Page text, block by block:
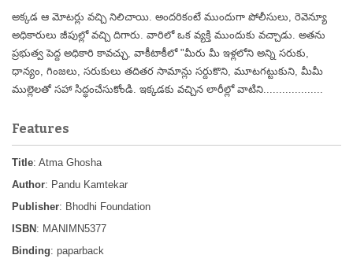
అక్కడ ఆ మోటర్లు వచ్చి నిలిచాయి. అందరికంటే ముందుగా పోలీసులు, రెవెన్యూ
అధికారులు జీపుల్లో వచ్చి దిగారు. వారిలో ఒక వ్యక్తి ముందుకు వచ్చాడు. అతను
ప్రభుత్వ పెద్ద అధికారి కావచ్చు, వాకీటాకీలో "మీరు మీ ఇళ్లలోని అన్ని సరుకు,
ధాన్యం, గింజలు, సరుకులు తదితర సామాన్లు సర్దుకొని, మూటగట్టుకుని, మీమీ
ముల్లెలతో సహా సిద్ధంచేసుకోండి. ఇక్కడకు వచ్చిన లారీల్లో వాటిని...................
Features
Title: Atma Ghosha
Author: Pandu Kamtekar
Publisher: Bhodhi Foundation
ISBN : MANIMN5377
Binding: paparback